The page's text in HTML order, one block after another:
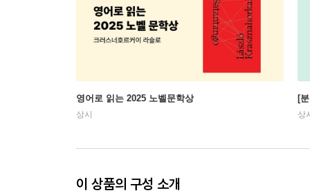
영어로 읽는 2025 노벨문학상
상시
[
상
이 상품의 구성 소개